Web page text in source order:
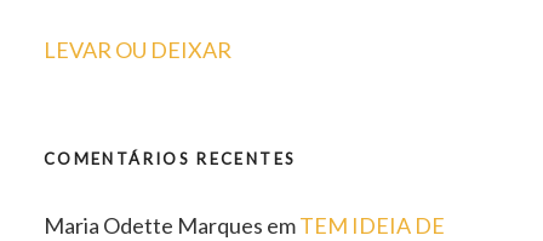
LEVAR OU DEIXAR
COMENTÁRIOS RECENTES
Maria Odette Marques emTEM IDEIA DE